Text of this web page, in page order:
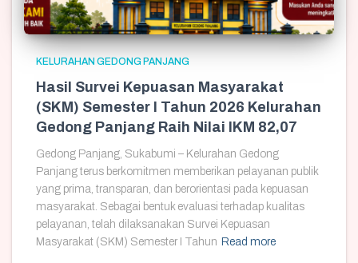
KELURAHAN GEDONG PANJANG
Hasil Survei Kepuasan Masyarakat
(SKM) Semester I Tahun 2026 Kelurahan
Gedong Panjang Raih Nilai IKM 82,07
Gedong Panjang, Sukabumi – Kelurahan Gedong
Panjang terus berkomitmen memberikan pelayanan publik
yang prima, transparan, dan berorientasi pada kepuasan
masyarakat. Sebagai bentuk evaluasi terhadap kualitas
pelayanan, telah dilaksanakan Survei Kepuasan
Masyarakat (SKM) Semester I Tahun Read more